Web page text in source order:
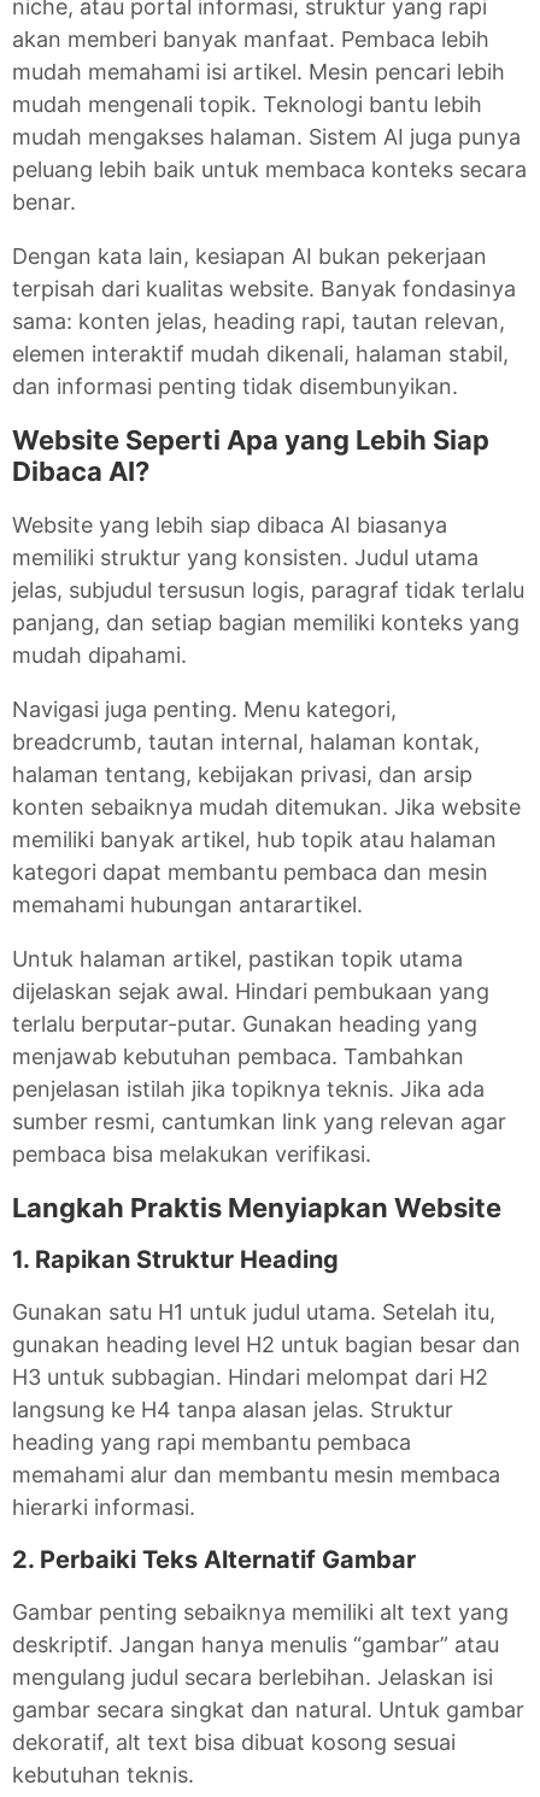
niche, atau portal informasi, struktur yang rapi
akan memberi banyak manfaat. Pembaca lebih
mudah memahami isi artikel. Mesin pencari lebih
mudah mengenali topik. Teknologi bantu lebih
mudah mengakses halaman. Sistem AI juga punya
peluang lebih baik untuk membaca konteks secara
benar.
Dengan kata lain, kesiapan AI bukan pekerjaan
terpisah dari kualitas website. Banyak fondasinya
sama: konten jelas, heading rapi, tautan relevan,
elemen interaktif mudah dikenali, halaman stabil,
dan informasi penting tidak disembunyikan.
Website Seperti Apa yang Lebih Siap
Dibaca AI?
Website yang lebih siap dibaca AI biasanya
memiliki struktur yang konsisten. Judul utama
jelas, subjudul tersusun logis, paragraf tidak terlalu
panjang, dan setiap bagian memiliki konteks yang
mudah dipahami.
Navigasi juga penting. Menu kategori,
breadcrumb, tautan internal, halaman kontak,
halaman tentang, kebijakan privasi, dan arsip
konten sebaiknya mudah ditemukan. Jika website
memiliki banyak artikel, hub topik atau halaman
kategori dapat membantu pembaca dan mesin
memahami hubungan antarartikel.
Untuk halaman artikel, pastikan topik utama
dijelaskan sejak awal. Hindari pembukaan yang
terlalu berputar-putar. Gunakan heading yang
menjawab kebutuhan pembaca. Tambahkan
penjelasan istilah jika topiknya teknis. Jika ada
sumber resmi, cantumkan link yang relevan agar
pembaca bisa melakukan verifikasi.
Langkah Praktis Menyiapkan Website
1. Rapikan Struktur Heading
Gunakan satu H1 untuk judul utama. Setelah itu,
gunakan heading level H2 untuk bagian besar dan
H3 untuk subbagian. Hindari melompat dari H2
langsung ke H4 tanpa alasan jelas. Struktur
heading yang rapi membantu pembaca
memahami alur dan membantu mesin membaca
hierarki informasi.
2. Perbaiki Teks Alternatif Gambar
Gambar penting sebaiknya memiliki alt text yang
deskriptif. Jangan hanya menulis “gambar” atau
mengulang judul secara berlebihan. Jelaskan isi
gambar secara singkat dan natural. Untuk gambar
dekoratif, alt text bisa dibuat kosong sesuai
kebutuhan teknis.